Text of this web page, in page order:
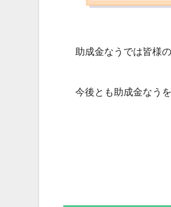
助成金なうでは皆様
今後とも助成金なう